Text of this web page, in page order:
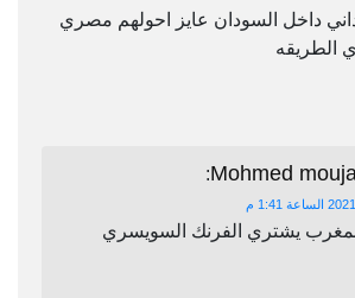
داخل السودان عايز احولهم مصري
الطريقه
Mohmed
:
يشتري الفرنك السويسري